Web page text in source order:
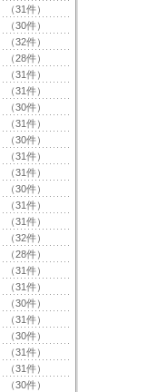
（31件）
（30件）
（32件）
（28件）
（31件）
（31件）
（30件）
（31件）
（30件）
（31件）
（31件）
（30件）
（31件）
（31件）
（32件）
（28件）
（31件）
（31件）
（30件）
（31件）
（30件）
（31件）
（31件）
（30件）